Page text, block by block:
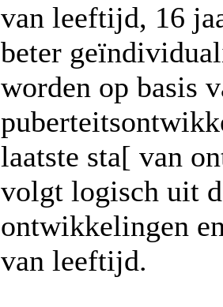
van leeftijd, 16
beter
worden op basis
laatste sta[ van
volgt logisch uit
ontwikkelingen
van leeftijd.